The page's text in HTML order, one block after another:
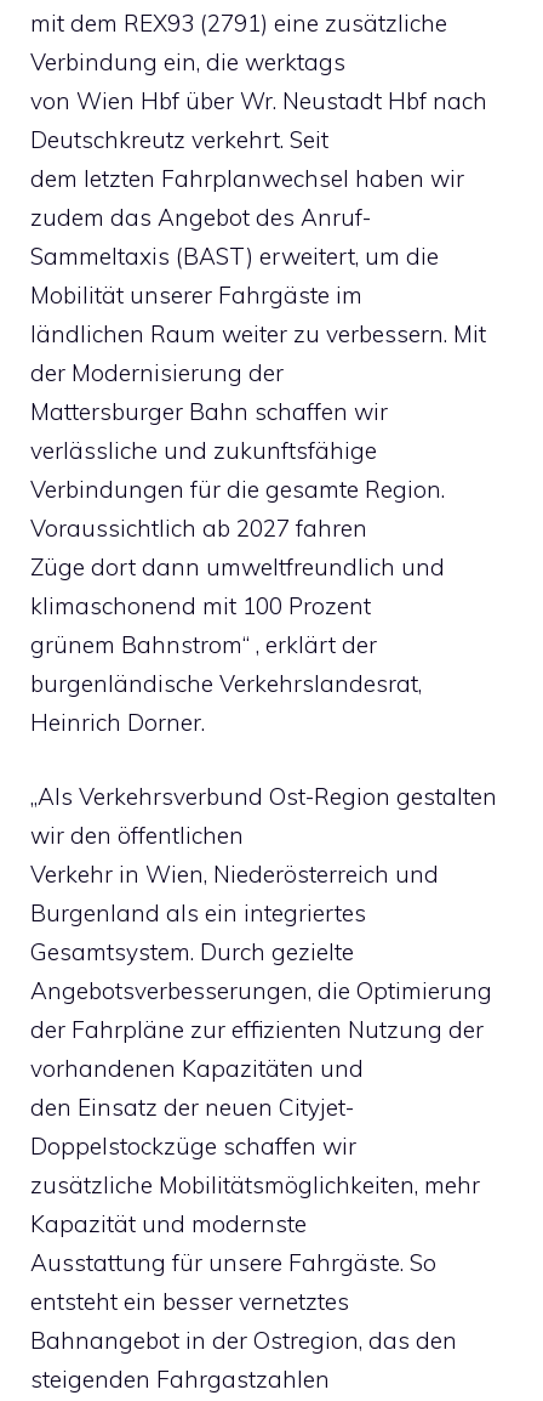
mit dem REX93 (2791) eine zusätzliche
Verbindung ein, die werktags
von Wien Hbf über Wr. Neustadt Hbf nach
Deutschkreutz verkehrt. Seit
dem letzten Fahrplanwechsel haben wir
zudem das Angebot des Anruf-
Sammeltaxis (BAST) erweitert, um die
Mobilität unserer Fahrgäste im
ländlichen Raum weiter zu verbessern. Mit
der Modernisierung der
Mattersburger Bahn schaffen wir
verlässliche und zukunftsfähige
Verbindungen für die gesamte Region.
Voraussichtlich ab 2027 fahren
Züge dort dann umweltfreundlich und
klimaschonend mit 100 Prozent
grünem Bahnstrom“ , erklärt der
burgenländische Verkehrslandesrat,
Heinrich Dorner.
„Als Verkehrsverbund Ost-Region gestalten
wir den öffentlichen
Verkehr in Wien, Niederösterreich und
Burgenland als ein integriertes
Gesamtsystem. Durch gezielte
Angebotsverbesserungen, die Optimierung
der Fahrpläne zur effizienten Nutzung der
vorhandenen Kapazitäten und
den Einsatz der neuen Cityjet-
Doppelstockzüge schaffen wir
zusätzliche Mobilitätsmöglichkeiten, mehr
Kapazität und modernste
Ausstattung für unsere Fahrgäste. So
entsteht ein besser vernetztes
Bahnangebot in der Ostregion, das den
steigenden Fahrgastzahlen